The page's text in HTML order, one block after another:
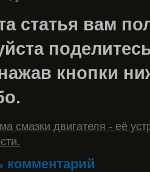
статья вам
кнопки
смазки двигателя - её
комментарий